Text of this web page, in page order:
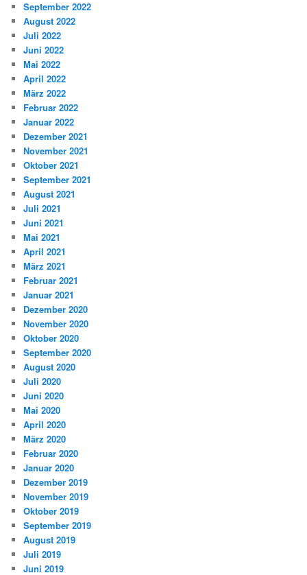
September 2022
August 2022
Juli 2022
Juni 2022
Mai 2022
April 2022
März 2022
Februar 2022
Januar 2022
Dezember 2021
November 2021
Oktober 2021
September 2021
August 2021
Juli 2021
Juni 2021
Mai 2021
April 2021
März 2021
Februar 2021
Januar 2021
Dezember 2020
November 2020
Oktober 2020
September 2020
August 2020
Juli 2020
Juni 2020
Mai 2020
April 2020
März 2020
Februar 2020
Januar 2020
Dezember 2019
November 2019
Oktober 2019
September 2019
August 2019
Juli 2019
Juni 2019